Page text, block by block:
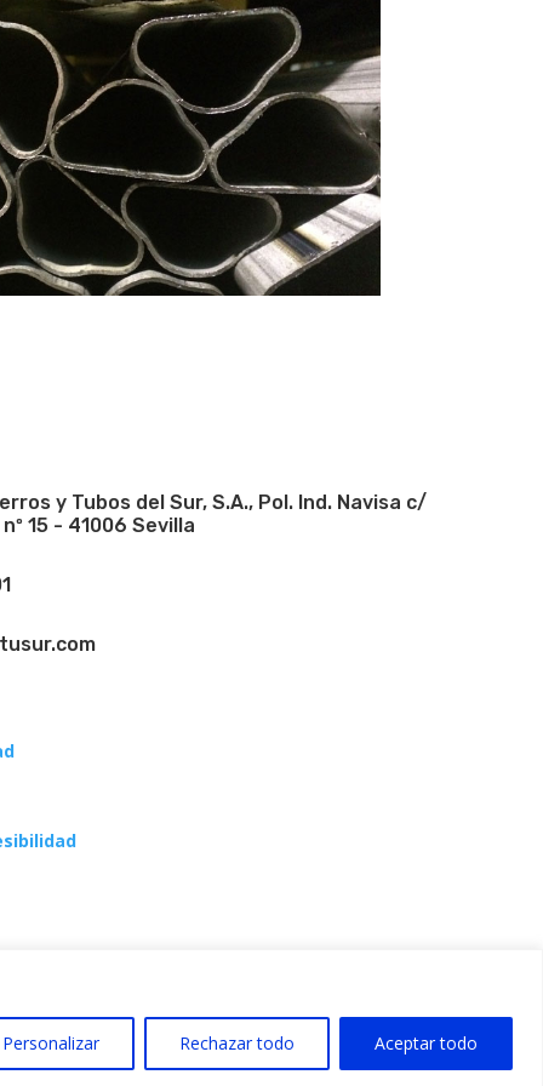
Personalizar Rechazar todo Aceptar todo
y Tubos del Sur, S.A., Pol. Ind. Navisa c/
15 - 41006 Sevilla